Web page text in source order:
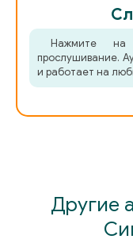
Нажмите
прослушивание.
и работает на
Другие